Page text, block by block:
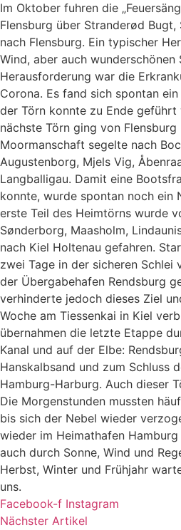
Im Oktober fuhren die
Flensburg über Stranderød
nach Flensburg. Ein typischer
Wind, aber auch wunderschönen
Herausforderung war die
Corona. Es fand sich spontan
der Törn konnte zu Ende geführt
nächste Törn ging von Flensburg
Moormanschaft segelte nach
Augustenborg, Mjels Vig,
Langballigau. Damit eine
konnte, wurde spontan noch ein
erste Teil des Heimtörns wurde
Sønderborg, Maasholm,
nach Kiel Holtenau gefahren.
zwei Tage in der sicheren Schlei
der Übergabehafen Rendsburg
verhinderte jedoch dieses Ziel
Woche am Tiessenkai in Kiel
übernahmen die letzte Etappe
Kanal und auf der Elbe:
Hanskalbsand und zum Schluss
Hamburg-Harburg. Auch dieser
Die Morgenstunden mussten
bis sich der Nebel wieder
wieder im Heimathafen
auch durch Sonne, Wind und
Herbst, Winter und Frühjahr
uns.
Facebook-f Instagram
Nächster Artikel